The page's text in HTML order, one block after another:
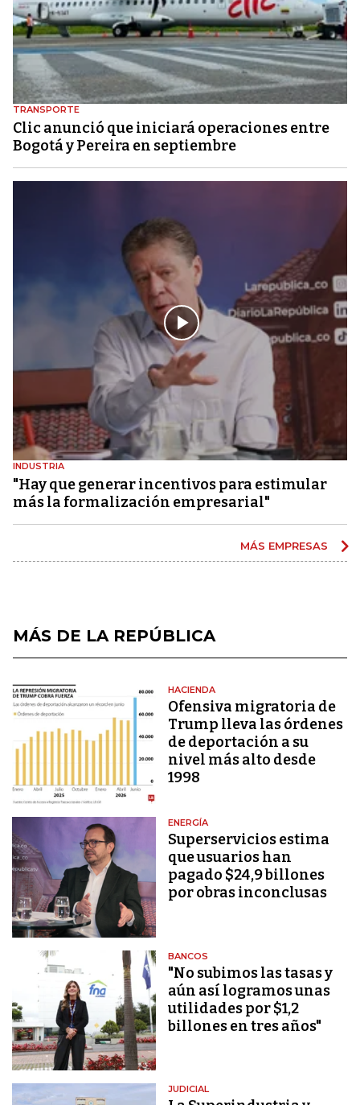
TRANSPORTE
Clic anunció que iniciará operaciones entre
Bogotá y Pereira en septiembre
INDUSTRIA
"Hay que generar incentivos para estimular
más la formalización empresarial"
MÁS EMPRESAS
MÁS DE LA REPÚBLICA
HACIENDA
Ofensiva migratoria de
Trump lleva las órdenes
de deportación a su
nivel más alto desde
1998
ENERGÍA
Superservicios estima
que usuarios han
pagado $24,9 billones
por obras inconclusas
BANCOS
"No subimos las tasas y
aún así logramos unas
utilidades por $1,2
billones en tres años"
JUDICIAL